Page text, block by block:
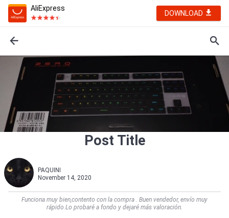
AliExpress
DOWNLOAD
Post Title
PAQUINI
November 14, 2020
Funciona muy bien,contento con la compra . Buen vendedor, envío muy
rápido.Lo probaré a fondo y dejaré más valoración.